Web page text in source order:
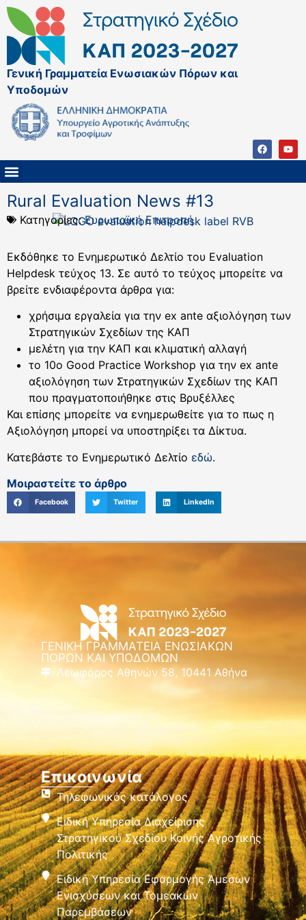
Γενική Γραμματεία Ενωσιακών Πόρων και
Υποδομών
Rural Evaluation News #13
Κατηγορίες:Ευρωπαϊκή Επιτροπή
Εκδόθηκε το Ενημερωτικό Δελτίο του Evaluation
Helpdesk τεύχος 13. Σε αυτό το τεύχος μπορείτε να
βρείτε ενδιαφέροντα άρθρα για:
χρήσιμα εργαλεία για την ex ante αξιολόγηση των
Στρατηγικών Σχεδίων της ΚΑΠ
μελέτη για την ΚΑΠ και κλιματική αλλαγή
το 10ο Good Practice Workshop για την ex ante
αξιολόγηση των Στρατηγικών Σχεδίων της ΚΑΠ
που πραγματοποιήθηκε στις Βρυξέλλες
Και επίσης μπορείτε να ενημερωθείτε για το πως η
Αξιολόγηση μπορεί να υποστηρίξει τα Δίκτυα.
Κατεβάστε το Ενημερωτικό Δελτίο εδώ.
Μοιραστείτε το άρθρο
Facebook Twitter LinkedIn
ΓΕΝΙΚΗ ΓΡΑΜΜΑΤΕΙΑ ΕΝΩΣΙΑΚΩΝ
ΠΟΡΩΝ ΚΑΙ ΥΠΟΔΟΜΩΝ
Λεωφόρος Αθηνών 58, 10441 Αθήνα
Επικοινωνία
Τηλεφωνικός κατάλογος
Ειδική Υπηρεσία Διαχείρισης
Στρατηγικού Σχεδίου Κοινής Αγροτικής
Πολιτικής
Ειδική Υπηρεσία Εφαρμογής Άμεσων
Ενισχύσεων και Τομεακών
Παρεμβάσεων